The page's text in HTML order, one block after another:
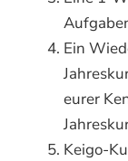
Ein
eurer
Keigo-